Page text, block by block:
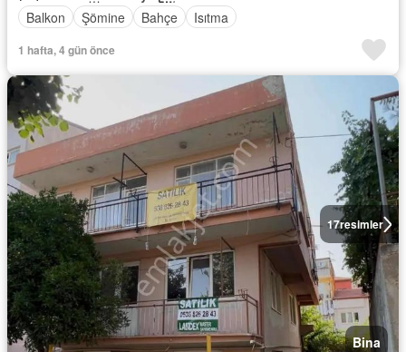
Balkon
Şömine Bahçe Isıtma
1 hafta, 4 gün önce
17resimler
Bina